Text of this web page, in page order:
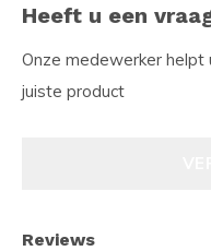
Heeft u een
Onze medewerker
juiste product
Reviews